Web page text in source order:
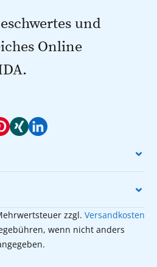
und
Online
zzgl. Versandkosten
wenn nicht anders